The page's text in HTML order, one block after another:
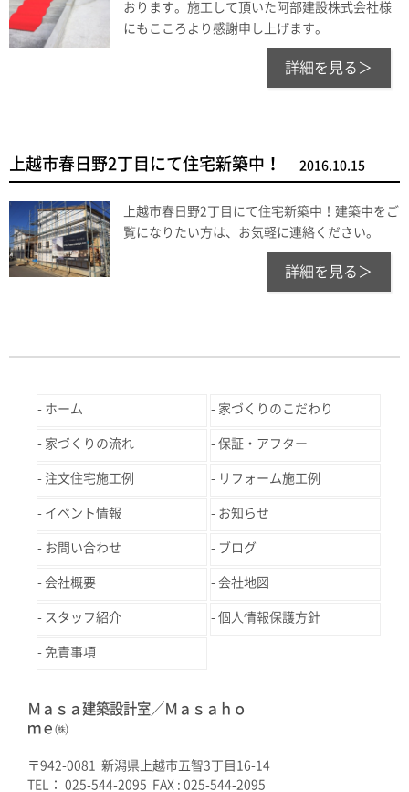
おります。施工して頂いた阿部建設株式会社様
にもこころより感謝申し上げます。
詳細を見る＞
上越市春日野2丁目にて住宅新築中！ 2016.10.15
上越市春日野2丁目にて住宅新築中！建築中をご
覧になりたい方は、お気軽に連絡ください。
詳細を見る＞
ホーム 家づくりのこだわり
家づくりの流れ 保証・アフター
注文住宅施工例 リフォーム施工例
イベント情報 お知らせ
お問い合わせ ブログ
会社概要 会社地図
スタッフ紹介 個人情報保護方針
免責事項
Ｍａｓａ建築設計室／Ｍａｓａｈｏ
ｍｅ㈱
〒942-0081 新潟県上越市五智3丁目16-14
TEL： 025-544-2095 FAX : 025-544-2095